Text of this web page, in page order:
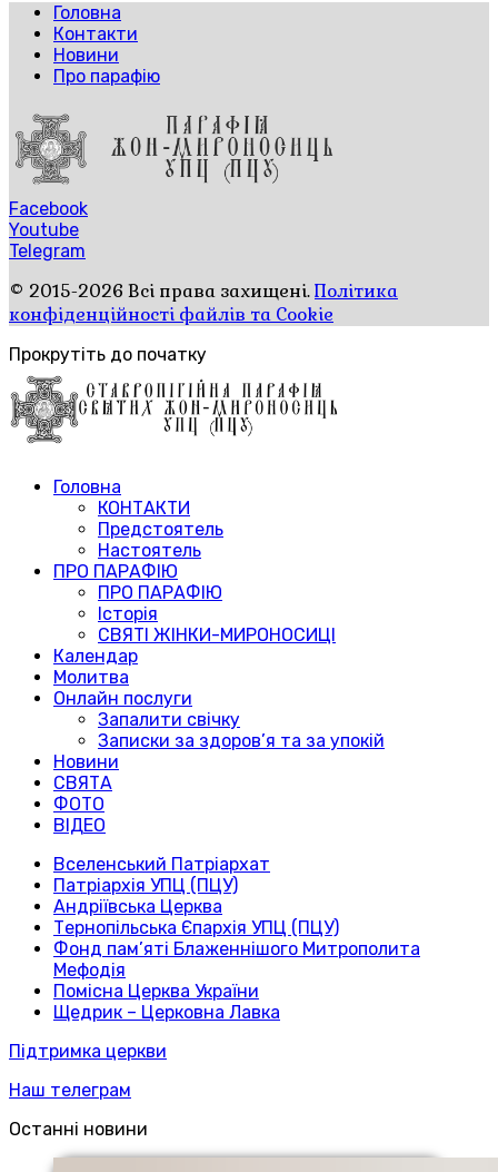
Головна
Контакти
Новини
Про парафію
Facebook
Youtube
Telegram
© 2015-2026 Всі права захищені.Політика
конфіденційності файлів та Cookie
Прокрутіть до початку
Головна
КОНТАКТИ
Предстоятель
Настоятель
ПРО ПАРАФІЮ
ПРО ПАРАФІЮ
Історія
СВЯТІ ЖІНКИ-МИРОНОСИЦІ
Календар
Молитва
Онлайн послуги
Запалити свічку
Записки за здоров’я та за упокій
Новини
СВЯТА
ФОТО
ВІДЕО
Вселенський Патріархат
Патріархія УПЦ (ПЦУ)
Андріївська Церква
Тернопільська Єпархія УПЦ (ПЦУ)
Фонд пам’яті Блаженнішого Митрополита
Мефодія
Помісна Церква України
Щедрик – Церковна Лавка
Підтримка церкви
Наш телеграм
Останні новини